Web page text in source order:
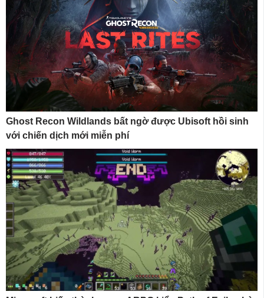
Ghost Recon Wildlands bất ngờ được Ubisoft hồi sinh
với chiến dịch mới miễn phí